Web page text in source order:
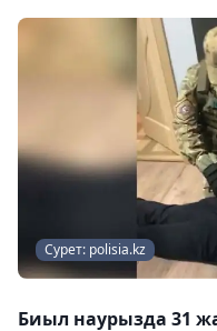
Сурет: polisia.kz
Биыл наурызда 31